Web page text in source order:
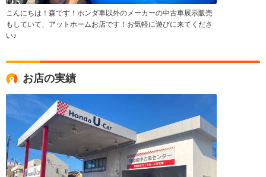
こんにちは！森です！ホンダ車以外のメーカーの中古車展示販売
もしていて、アットホームお店です！お気軽に遊びに来てくださ
い♪
お店の実績